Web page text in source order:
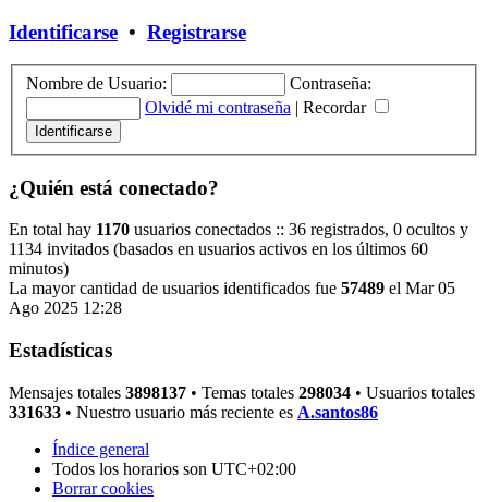
Identificarse • Registrarse
Nombre de Usuario:
Contraseña:
Olvidé mi contraseña | Recordar
¿Quién está conectado?
En total hay 1170 usuarios conectados :: 36 registrados, 0 ocultos y
1134 invitados (basados en usuarios activos en los últimos 60
minutos)
La mayor cantidad de usuarios identificados fue 57489 el Mar 05
Ago 2025 12:28
Estadísticas
Mensajes totales 3898137 • Temas totales 298034 • Usuarios totales
331633 • Nuestro usuario más reciente es A.santos86
Índice general
Todos los horarios son UTC+02:00
Borrar cookies